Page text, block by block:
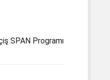
SPAN Programı